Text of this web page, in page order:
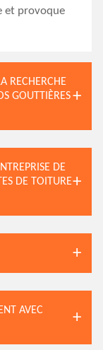
et provoque
RECHERCHE
GOUTTIÈRES
DE
DE TOITURE
AVEC